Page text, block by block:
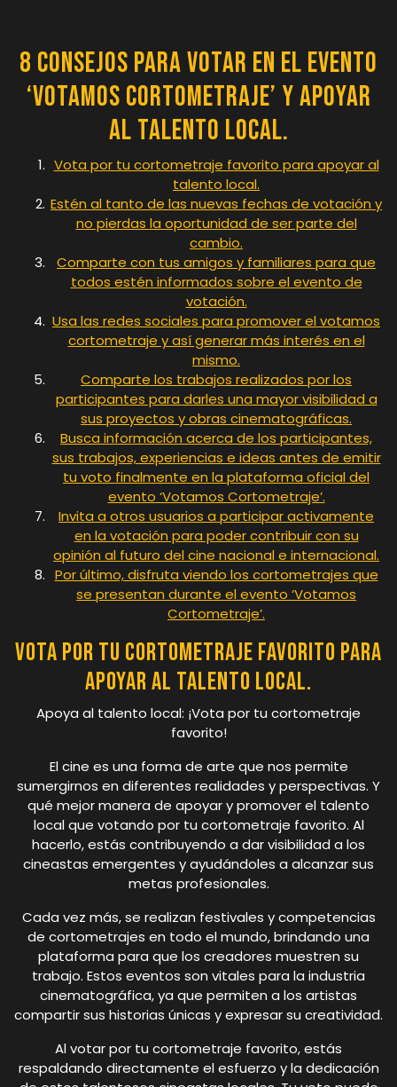
8 consejos para votar en el evento
‘Votamos Cortometraje’ y apoyar
al talento local.
Vota por tu cortometraje favorito para apoyar al
talento local.
Estén al tanto de las nuevas fechas de votación y
no pierdas la oportunidad de ser parte del
cambio.
Comparte con tus amigos y familiares para que
todos estén informados sobre el evento de
votación.
Usa las redes sociales para promover el votamos
cortometraje y así generar más interés en el
mismo.
Comparte los trabajos realizados por los
participantes para darles una mayor visibilidad a
sus proyectos y obras cinematográficas.
Busca información acerca de los participantes,
sus trabajos, experiencias e ideas antes de emitir
tu voto finalmente en la plataforma oficial del
evento ‘Votamos Cortometraje’.
Invita a otros usuarios a participar activamente
en la votación para poder contribuir con su
opinión al futuro del cine nacional e internacional.
Por último, disfruta viendo los cortometrajes que
se presentan durante el evento ‘Votamos
Cortometraje’.
Vota por tu cortometraje favorito para
apoyar al talento local.
Apoya al talento local: ¡Vota por tu cortometraje
favorito!
El cine es una forma de arte que nos permite
sumergirnos en diferentes realidades y perspectivas. Y
qué mejor manera de apoyar y promover el talento
local que votando por tu cortometraje favorito. Al
hacerlo, estás contribuyendo a dar visibilidad a los
cineastas emergentes y ayudándoles a alcanzar sus
metas profesionales.
Cada vez más, se realizan festivales y competencias
de cortometrajes en todo el mundo, brindando una
plataforma para que los creadores muestren su
trabajo. Estos eventos son vitales para la industria
cinematográfica, ya que permiten a los artistas
compartir sus historias únicas y expresar su creatividad.
Al votar por tu cortometraje favorito, estás
respaldando directamente el esfuerzo y la dedicación